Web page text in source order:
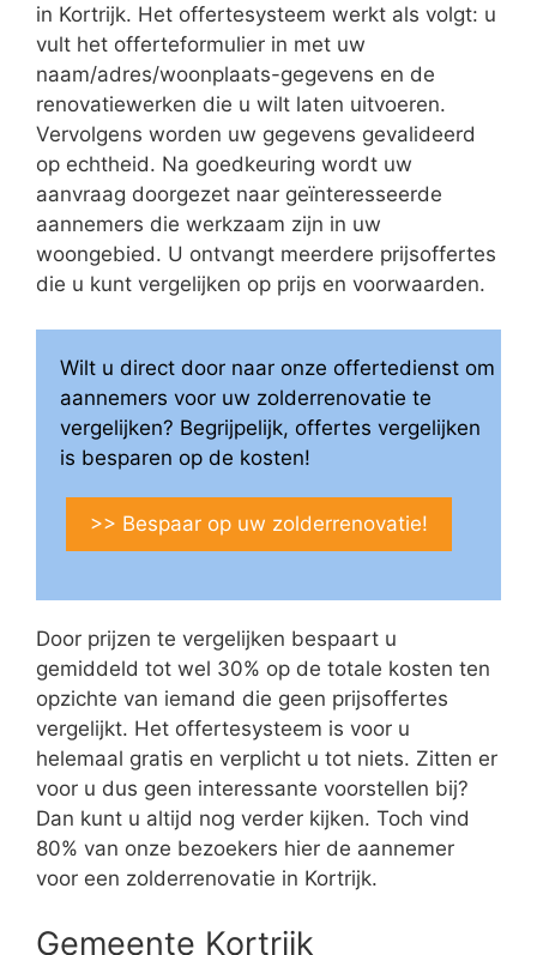
in Kortrijk. Het offertesysteem werkt als volgt: u
vult het offerteformulier in met uw
naam/adres/woonplaats-gegevens en de
renovatiewerken die u wilt laten uitvoeren.
Vervolgens worden uw gegevens gevalideerd
op echtheid. Na goedkeuring wordt uw
aanvraag doorgezet naar geïnteresseerde
aannemers die werkzaam zijn in uw
woongebied. U ontvangt meerdere prijsoffertes
die u kunt vergelijken op prijs en voorwaarden.
Wilt u direct door naar onze offertedienst om
aannemers voor uw zolderrenovatie te
vergelijken? Begrijpelijk, offertes vergelijken
is besparen op de kosten!
>> Bespaar op uw zolderrenovatie!
Door prijzen te vergelijken bespaart u
gemiddeld tot wel 30% op de totale kosten ten
opzichte van iemand die geen prijsoffertes
vergelijkt. Het offertesysteem is voor u
helemaal gratis en verplicht u tot niets. Zitten er
voor u dus geen interessante voorstellen bij?
Dan kunt u altijd nog verder kijken. Toch vind
80% van onze bezoekers hier de aannemer
voor een zolderrenovatie in Kortrijk.
Gemeente Kortrijk